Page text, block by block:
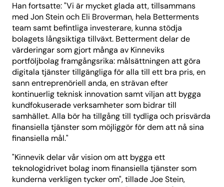
Han fortsatte: "Vi är mycket glada att, tillsammans
med Jon Stein och Eli Broverman, hela Betterments
team samt befintliga investerare, kunna stödja
bolagets långsiktiga tillväxt. Betterment delar de
värderingar som gjort många av Kinneviks
portföljbolag framgångsrika: målsättningen att göra
digitala tjänster tillgängliga för alla till ett bra pris, en
sann entreprenöriell anda, en strävan efter
kontinuerlig teknisk innovation samt viljan att bygga
kundfokuserade verksamheter som bidrar till
samhället. Alla bör ha tillgång till tydliga och prisvärda
finansiella tjänster som möjliggör för dem att nå sina
finansiella mål."
"Kinnevik delar vår vision om att bygga ett
teknologidrivet bolag inom finansiella tjänster som
kunderna verkligen tycker om", tillade Joe Stein,